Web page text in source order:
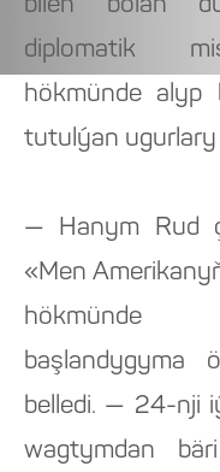
bilen bolan
diplomatik
hökmünde alyp
tutulýan ugurlary
— Hanym Rud
«Men
hökmünde
belledi. — 24-nji
wagtymdan